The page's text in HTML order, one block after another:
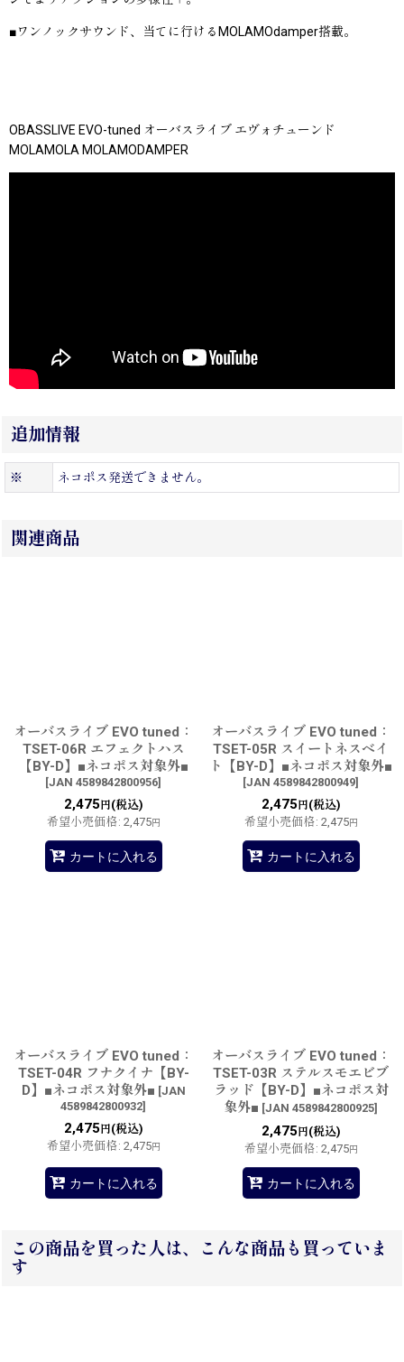
■ワンノックサウンド、当てに行けるMOLAMOdamper搭載。
OBASSLIVE EVO-tuned オーバスライブ エヴォチューンド
MOLAMOLA MOLAMODAMPER
追加情報
※ ネコポス発送できません。
関連商品
オーバスライブ EVO tuned：
TSET-06R エフェクトハス
【BY-D】■ネコポス対象外■
[JAN 4589842800956]
2,475 円(税込)
希望小売価格: 2,475円
カートに入れる
オーバスライブ EVO tuned：
TSET-05R スイートネスベイ
ト【BY-D】■ネコポス対象外■
[JAN 4589842800949]
2,475 円(税込)
希望小売価格: 2,475円
カートに入れる
オーバスライブ EVO tuned：
TSET-04R フナクイナ【BY-
D】■ネコポス対象外■ [JAN
4589842800932]
2,475 円(税込)
希望小売価格: 2,475円
カートに入れる
オーバスライブ EVO tuned：
TSET-03R ステルスモエビブ
ラッド【BY-D】■ネコポス対
象外■ [JAN 4589842800925]
2,475 円(税込)
希望小売価格: 2,475円
カートに入れる
この商品を買った人は、こんな商品も買っていま
す